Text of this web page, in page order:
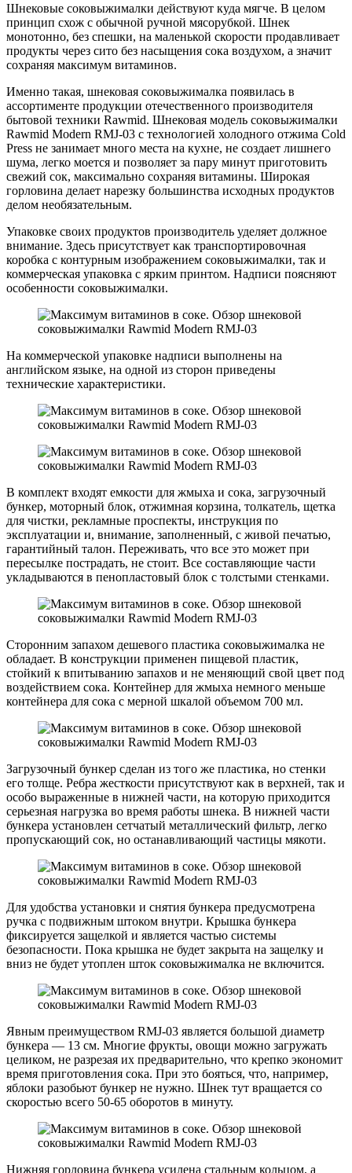
Шнековые соковыжималки действуют куда мягче. В целом
принцип схож с обычной ручной мясорубкой. Шнек
монотонно, без спешки, на маленькой скорости продавливает
продукты через сито без насыщения сока воздухом, а значит
сохраняя максимум витаминов.
Именно такая, шнековая соковыжималка появилась в
ассортименте продукции отечественного производителя
бытовой техники Rawmid. Шнековая модель соковыжималки
Rawmid Modern RMJ-03 с технологией холодного отжима Cold
Press не занимает много места на кухне, не создает лишнего
шума, легко моется и позволяет за пару минут приготовить
свежий сок, максимально сохраняя витамины. Широкая
горловина делает нарезку большинства исходных продуктов
делом необязательным.
Упаковке своих продуктов производитель уделяет должное
внимание. Здесь присутствует как транспортировочная
коробка с контурным изображением соковыжималки, так и
коммерческая упаковка с ярким принтом. Надписи поясняют
особенности соковыжималки.
На коммерческой упаковке надписи выполнены на
английском языке, на одной из сторон приведены
технические характеристики.
В комплект входят емкости для жмыха и сока, загрузочный
бункер, моторный блок, отжимная корзина, толкатель, щетка
для чистки, рекламные проспекты, инструкция по
эксплуатации и, внимание, заполненный, с живой печатью,
гарантийный талон. Переживать, что все это может при
пересылке пострадать, не стоит. Все составляющие части
укладываются в пенопластовый блок с толстыми стенками.
Сторонним запахом дешевого пластика соковыжималка не
обладает. В конструкции применен пищевой пластик,
стойкий к впитыванию запахов и не меняющий свой цвет под
воздействием сока. Контейнер для жмыха немного меньше
контейнера для сока с мерной шкалой объемом 700 мл.
Загрузочный бункер сделан из того же пластика, но стенки
его толще. Ребра жесткости присутствуют как в верхней, так и
особо выраженные в нижней части, на которую приходится
серьезная нагрузка во время работы шнека. В нижней части
бункера установлен сетчатый металлический фильтр, легко
пропускающий сок, но останавливающий частицы мякоти.
Для удобства установки и снятия бункера предусмотрена
ручка с подвижным штоком внутри. Крышка бункера
фиксируется защелкой и является частью системы
безопасности. Пока крышка не будет закрыта на защелку и
вниз не будет утоплен шток соковыжималка не включится.
Явным преимуществом RMJ-03 является большой диаметр
бункера — 13 см. Многие фрукты, овощи можно загружать
целиком, не разрезая их предварительно, что крепко экономит
время приготовления сока. При это бояться, что, например,
яблоки разобьют бункер не нужно. Шнек тут вращается со
скоростью всего 50-65 оборотов в минуту.
Нижняя горловина бункера усилена стальным кольцом, а